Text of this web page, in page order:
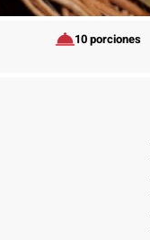
10 porciones